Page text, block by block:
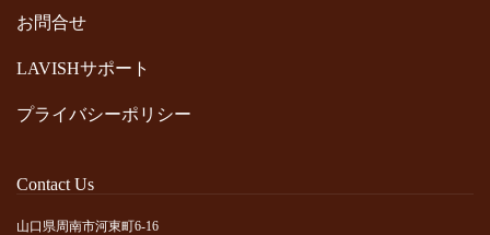
お問合せ
LAVISHサポート
プライバシーポリシー
Contact Us
山口県周南市河東町6-16